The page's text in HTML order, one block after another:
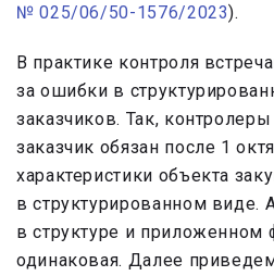
№ 025/06/50-1576/2023).
В практике контроля
за ошибки в
заказчиков. Так,
заказчик обязан после 1
характеристики объекта
в структурированном виде.
в структуре и
одинаковая. Далее